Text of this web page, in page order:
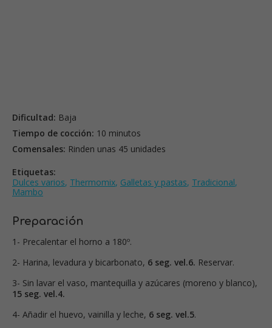
Dificultad: Baja
Tiempo de cocción: 10 minutos
Comensales: Rinden unas 45 unidades
Etiquetas:
Dulces varios, Thermomix, Galletas y pastas, Tradicional,
Mambo
Preparación
1- Precalentar el horno a 180º.
2- Harina, levadura y bicarbonato, 6 seg. vel.6. Reservar.
3- Sin lavar el vaso, mantequilla y azúcares (moreno y blanco),
15 seg. vel.4.
4- Añadir el huevo, vainilla y leche, 6 seg. vel.5.